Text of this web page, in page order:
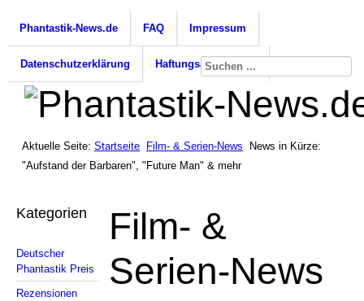
Phantastik-News.de FAQ Impressum
Datenschutzerklärung Haftungsausschluss
Aktuelle Seite: Startseite Film- & Serien-News
News in Kürze:
"Aufstand der Barbaren", "Future Man" & mehr
Kategorien
Deutscher
Phantastik Preis
Rezensionen
Film- &
Serien-News